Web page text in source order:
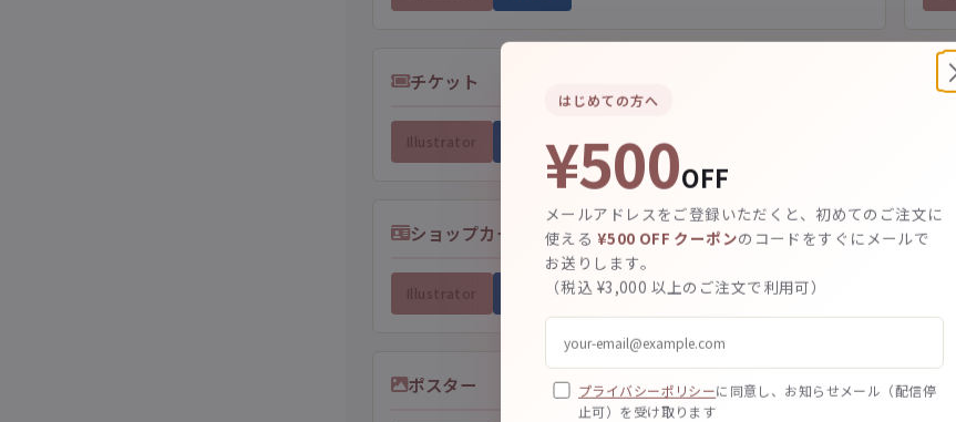
チケット
Illustrator Word
ショップカード印刷
Illustrator Word
ポスター
はじめての方へ
¥500OFF
メールアドレスをご登録いただくと、初めてのご注文に
使える ¥500 OFF クーポンのコードをすぐにメールで
お送りします。
（税込 ¥3,000 以上のご注文で利用可）
プライバシーポリシーに同意し、お知らせメール（配信停
止可）を受け取ります